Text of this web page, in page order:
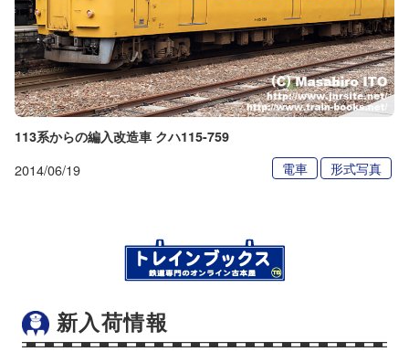
113系からの編入改造車 クハ115-759
2014/06/19 電車 形式写真
新入荷情報